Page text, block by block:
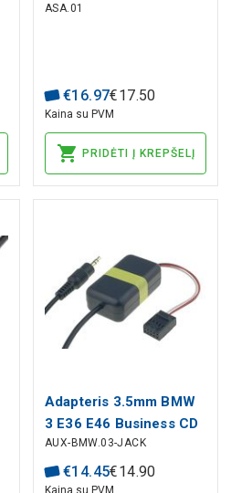
ASA.01
€16.97€17.50
Kaina su PVM
PRIDĖTI Į KREPŠELĮ
Adapteris 3.5mm BMW
3 E36 E46 Business CD
changer
AUX-BMW.03-JACK
€14.45€14.90
Kaina su PVM